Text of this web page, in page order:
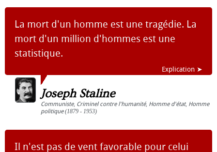
La mort d'un homme est une tragédie. La
mort d'un million d'hommes est une
statistique.
Explication ➤
Joseph Staline
Communiste, Criminel contre l'humanité, Homme d'état, Homme
politique(1879 - 1953)
Il n'est pas de vent favorable pour celui